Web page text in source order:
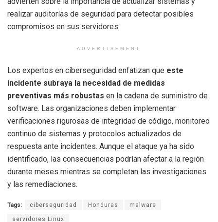
realizar auditorías de seguridad para detectar posibles
compromisos en sus servidores.
ADVERTISEMENT
Los expertos en ciberseguridad enfatizan que este
incidente subraya la necesidad de medidas
preventivas más robustas en la cadena de suministro de
software. Las organizaciones deben implementar
verificaciones rigurosas de integridad de código, monitoreo
continuo de sistemas y protocolos actualizados de
respuesta ante incidentes. Aunque el ataque ya ha sido
identificado, las consecuencias podrían afectar a la región
durante meses mientras se completan las investigaciones
y las remediaciones.
Tags: ciberseguridad Honduras malware
servidores Linux